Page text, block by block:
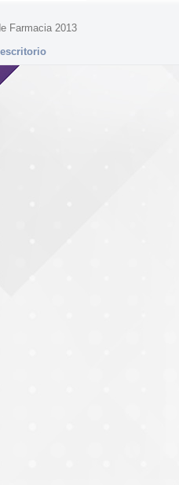
Farmacia 2013